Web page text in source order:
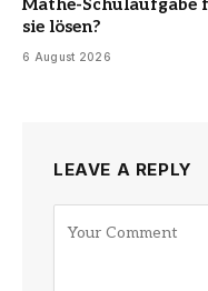
Mathe-Schulaufgabe
sie lösen?
6 August 2026
LEAVE A REPLY